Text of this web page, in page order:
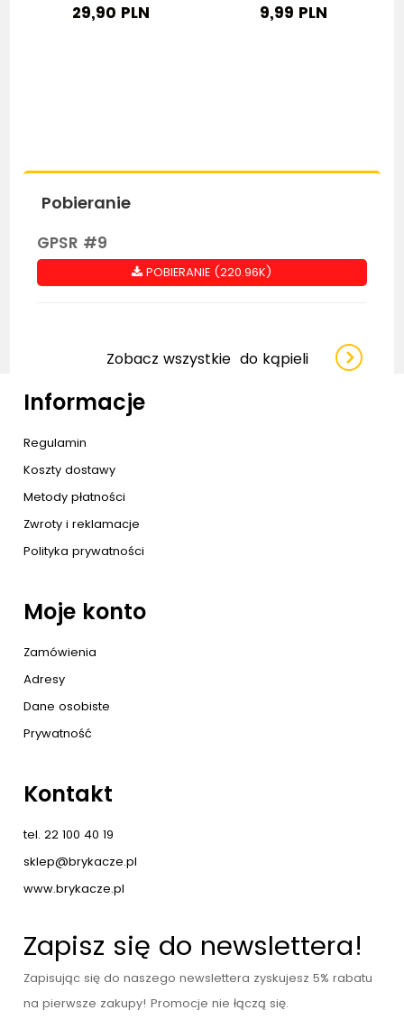
29,90 PLN 9,99 PLN
Pobieranie
GPSR #9
POBIERANIE (220.96K)
Zobacz wszystkie do kąpieli
Informacje
Regulamin
Koszty dostawy
Metody płatności
Zwroty i reklamacje
Polityka prywatności
Moje konto
Zamówienia
Adresy
Dane osobiste
Prywatność
Kontakt
tel. 22 100 40 19
sklep@brykacze.pl
www.brykacze.pl
Zapisz się do newslettera!
Zapisując się do naszego newslettera zyskujesz 5% rabatu
na pierwsze zakupy! Promocje nie łączą się.